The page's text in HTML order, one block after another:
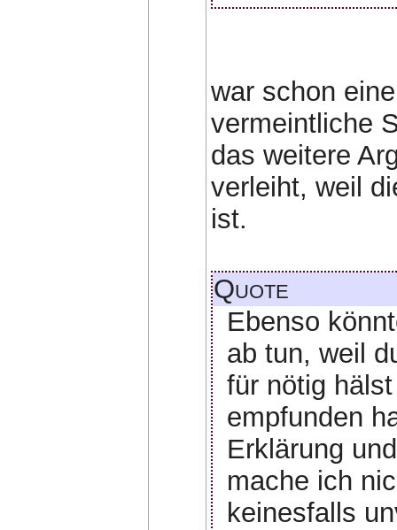
war schon
vermeintliche
das weitere
verleiht, weil
ist.
Quote
Ebenso
ab tun, weil
für nötig
empfunden
Erklärung
mache ich
keinesfalls